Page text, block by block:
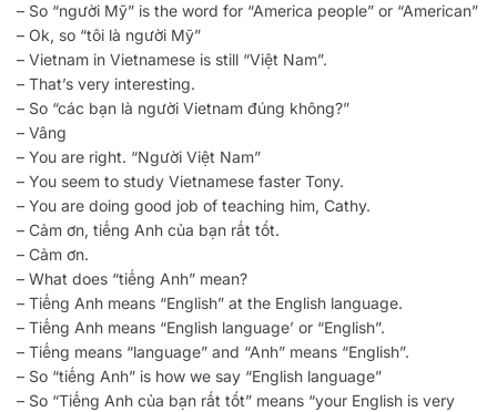
– So “người Mỹ” is the word for “America people” or “American”
– Ok, so “tôi là người Mỹ”
– Vietnam in Vietnamese is still “Việt Nam”.
– That’s very interesting.
– So “các bạn là người Vietnam đúng không?”
– Vâng
– You are right. “Người Việt Nam”
– You seem to study Vietnamese faster Tony.
– You are doing good job of teaching him, Cathy.
– Cảm ơn, tiếng Anh của bạn rất tốt.
– Cảm ơn.
– What does “tiếng Anh” mean?
– Tiếng Anh means “English” at the English language.
– Tiếng Anh means “English language’ or “English”.
– Tiếng means “language” and “Anh” means “English”.
– So “tiếng Anh” is how we say “English language”
– So “Tiếng Anh của bạn rất tốt” means “your English is very